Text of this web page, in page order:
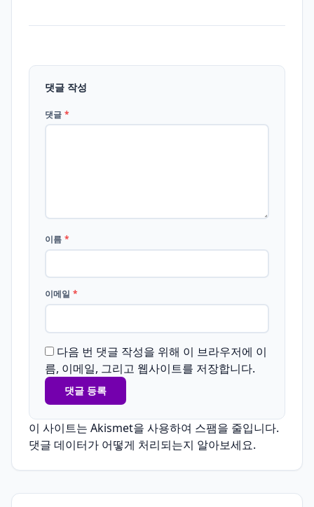
댓글 작성
댓글 *
이름 *
이메일 *
다음 번 댓글 작성을 위해 이 브라우저에 이
름, 이메일, 그리고 웹사이트를 저장합니다.
이 사이트는 Akismet을 사용하여 스팸을 줄입니다.
댓글 데이터가 어떻게 처리되는지 알아보세요.